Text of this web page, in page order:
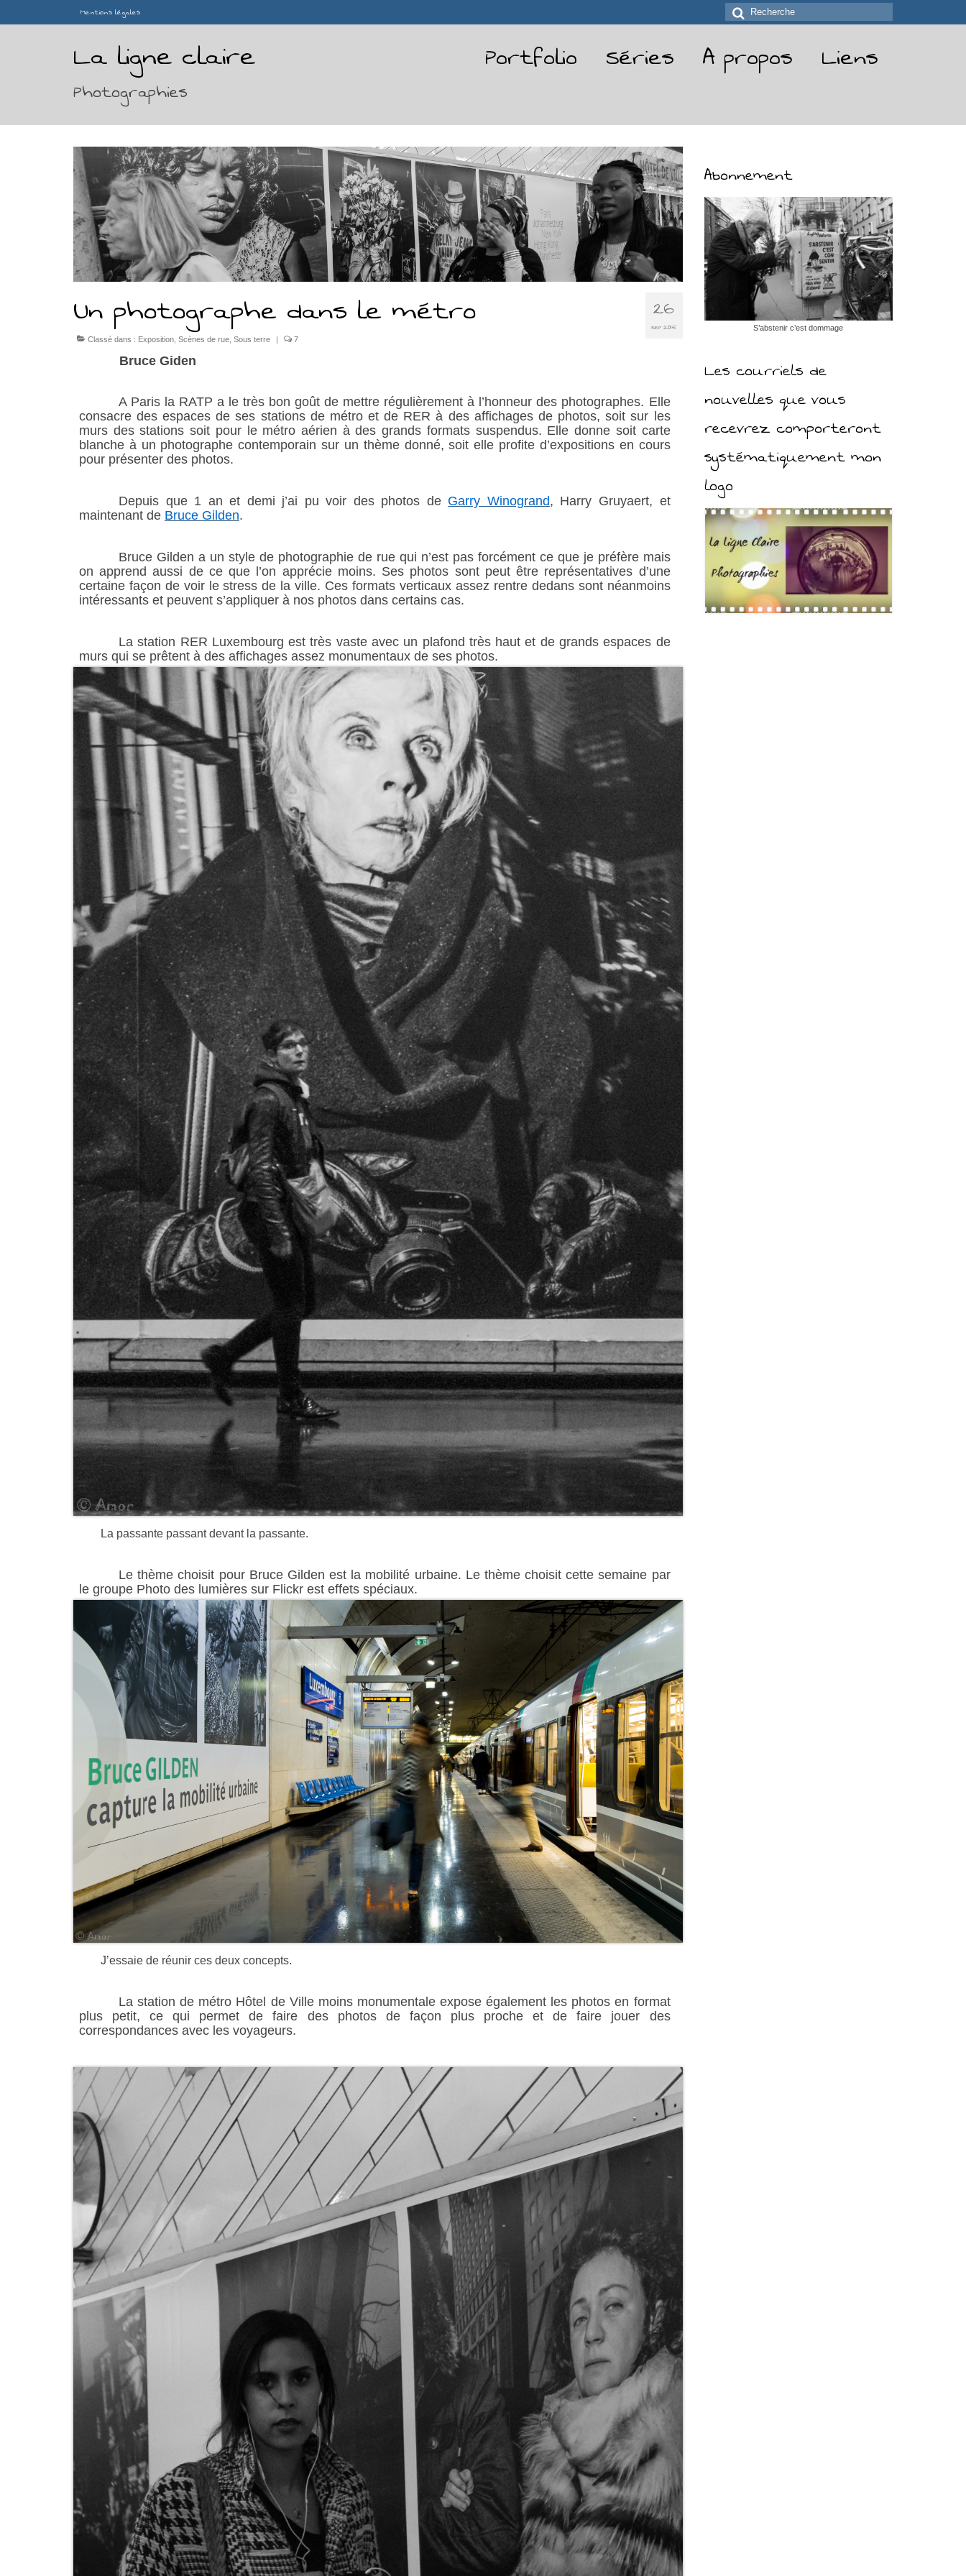
Mentions légales
Rechercher
:
La ligne claire
Photographies
Portfolio Séries A propos Liens
26
SEP 2015
Un photographe dans le métro
Classé dans : Exposition Scènes de rue Sous terre | 7
Bruce Giden
A Paris la RATP a le très bon goût de mettre régulièrement à l’honneur des photographes. Elle
consacre des espaces de ses stations de métro et de RER à des affichages de photos, soit sur les
murs des stations soit pour le métro aérien à des grands formats suspendus. Elle donne soit carte
blanche à un photographe contemporain sur un thème donné, soit elle profite d’expositions en cours
pour présenter des photos.
Depuis que 1 an et demi j’ai pu voir des photos de Garry Winogrand, Harry Gruyaert, et
maintenant de Bruce Gilden.
Bruce Gilden a un style de photographie de rue qui n’est pas forcément ce que je préfère mais
on apprend aussi de ce que l’on apprécie moins. Ses photos sont peut être représentatives d’une
certaine façon de voir le stress de la ville. Ces formats verticaux assez rentre dedans sont néanmoins
intéressants et peuvent s’appliquer à nos photos dans certains cas.
La station RER Luxembourg est très vaste avec un plafond très haut et de grands espaces de
murs qui se prêtent à des affichages assez monumentaux de ses photos.
La passante passant devant la passante.
Le thème choisit pour Bruce Gilden est la mobilité urbaine. Le thème choisit cette semaine par
le groupe Photo des lumières sur Flickr est effets spéciaux.
J’essaie de réunir ces deux concepts.
La station de métro Hôtel de Ville moins monumentale expose également les photos en format
plus petit, ce qui permet de faire des photos de façon plus proche et de faire jouer des
correspondances avec les voyageurs.
Abonnement
S’abstenir c’est dommage
Les courriels de
nouvelles que vous
recevrez comporteront
systématiquement mon
logo